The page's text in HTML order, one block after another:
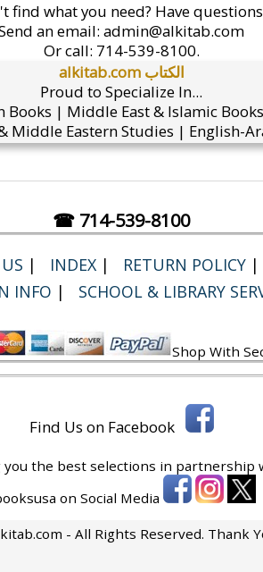
find what you need? Have
an email: admin@alkitab.com
Or call: 714-539-8100.
alkitab.com الكتاب
Proud to Specialize In...
| Middle East & Islamic
Middle Eastern Studies | English-
☎ 714-539-8100
| INDEX | RETURN POLICY |
INFO | SCHOOL & LIBRARY
Shop With
Find Us on Facebook
you the best selections in partnership
on Social Media
- All Rights Reserved. Thank